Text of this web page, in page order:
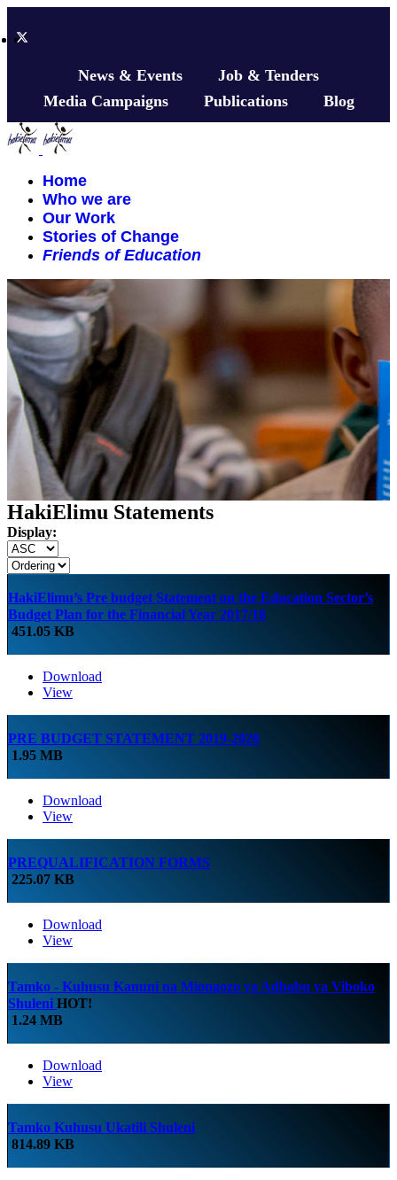
News & Events
Job & Tenders
Media Campaigns
Publications Blog
Home
Who we are
Our Work
Stories of Change
Friends of Education
HakiElimu Statements
Display:
HakiElimu’s Pre budget Statement on the Education Sector’s
Budget Plan for the Financial Year 2017/18
451.05 KB
Download
View
PRE BUDGET STATEMENT 2019-2020
1.95 MB
Download
View
PREQUALIFICATION FORMS
225.07 KB
Download
View
Tamko - Kuhusu Kanuni na Miongozo ya Adhabu ya Viboko
Shuleni HOT!
1.24 MB
Download
View
Tamko Kuhusu Ukatili Shuleni
814.89 KB